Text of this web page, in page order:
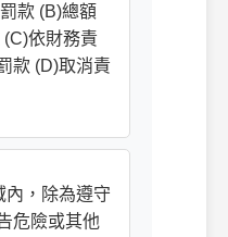
款 (B)總額
依財務責
款 (D)取消責
內，除為遵守
危險或其他